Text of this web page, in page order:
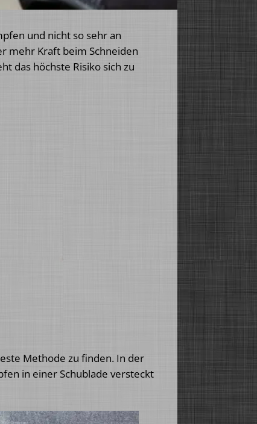
und nicht so sehr an
mehr Kraft beim Schneiden
das höchste Risiko sich zu
Methode zu finden. In der
in einer Schublade versteckt